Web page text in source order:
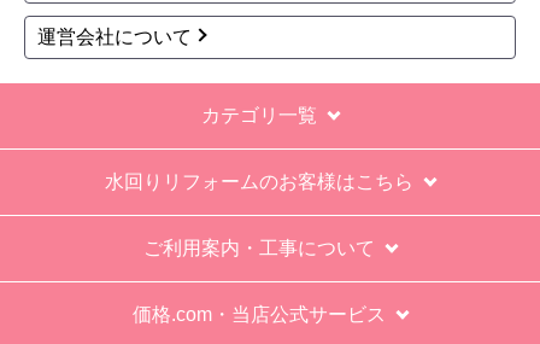
明があった。HPにはメーカー保証期間も８年に含
むとなっていたが、どちらが正しいか分からな
が悪かったが室外機の荷揚げを手伝った。もし、
客先が高齢の女性だったらどうしたのか疑問。
エアコン専門の担当べつにもう一人来て欲しかっ
た。
運営会社について
カテゴリ一覧
水回りリフォームのお客様はこちら
ご利用案内・工事について
価格.com・当店公式サービス